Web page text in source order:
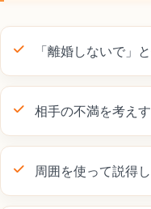
「離婚しないで」
相手の不満を考え
周囲を使って説得